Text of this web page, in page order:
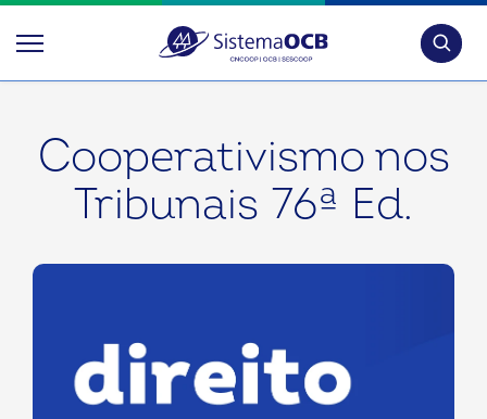
Cooperativismo nos
Tribunais 76ª Ed.